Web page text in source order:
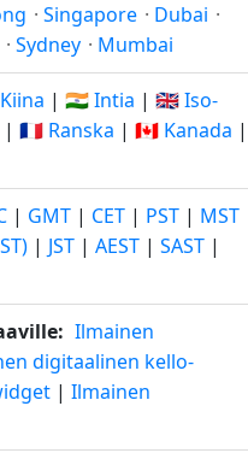
· Singapore · Dubai ·
· Sydney · Mumbai
| 🇮🇳 Intia | 🇬🇧 Iso-
| 🇫🇷 Ranska | 🇨🇦 Kanada |
| GMT | CET | PST | MST
| JST | AEST | SAST |
Ilmainen
digitaalinen kello-
| Ilmainen